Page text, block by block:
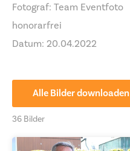
Fotograf: Team Eventfoto
honorarfrei
Datum: 20.04.2022
Alle Bilder downloaden
36 Bilder